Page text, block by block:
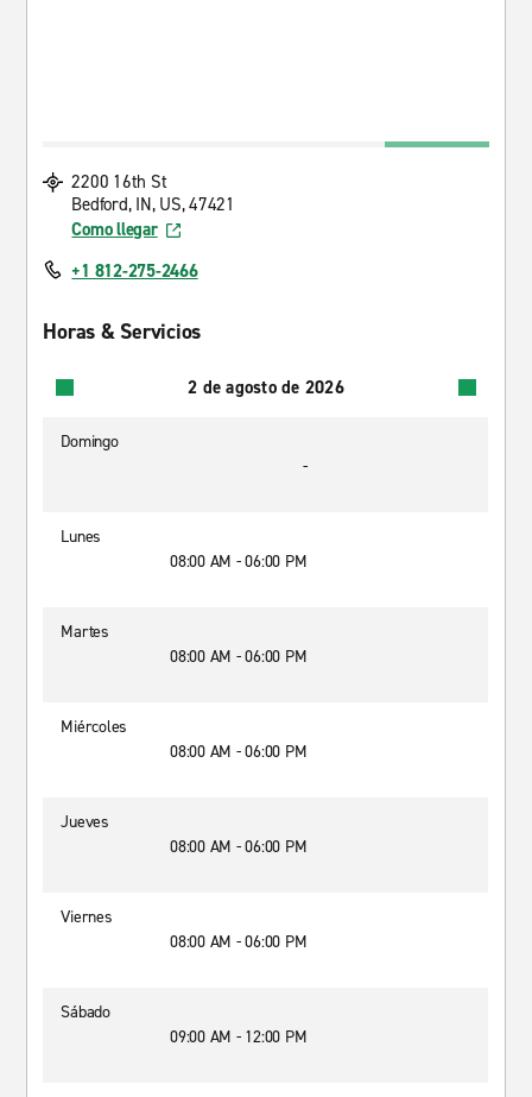
2200 16th St
Bedford, IN, US, 47421
Como llegar
+1 812-275-2466
Horas & Servicios
2 de agosto de 2026
Domingo
-
Lunes
08:00 AM - 06:00 PM
Martes
08:00 AM - 06:00 PM
Miércoles
08:00 AM - 06:00 PM
Jueves
08:00 AM - 06:00 PM
Viernes
08:00 AM - 06:00 PM
Sábado
09:00 AM - 12:00 PM